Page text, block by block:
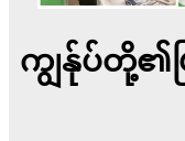
ကျွန်ုပ်တို့၏ပ